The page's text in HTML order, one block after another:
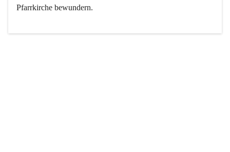
Pfarrkirche bewundern.
Der Weinbau dominert heute nicht mehr, ist aber integrativer